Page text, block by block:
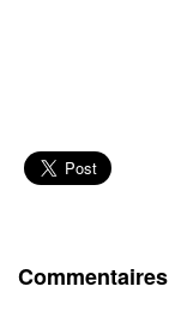
Commentaires